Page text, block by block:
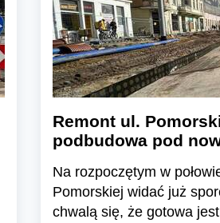
Remont ul.
podbudowa pod
Na rozpoczętym w
Pomorskiej widać już
chwalą się, że gotowa